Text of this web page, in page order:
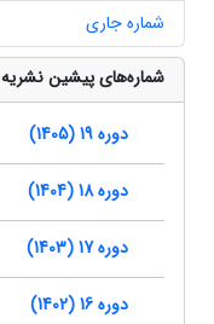
شماره جاری
شماره‌های پیشین نشریه
دوره 19 (1405)
دوره 18 (1404)
دوره 17 (1403)
دوره 16 (1402)